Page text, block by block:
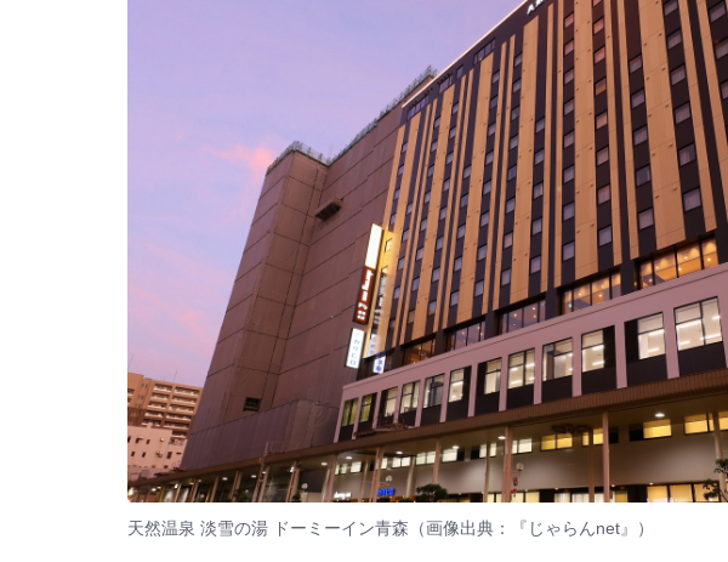
天然温泉 淡雪の湯 ドーミーイン青森（画像出典：『じゃらんnet』）